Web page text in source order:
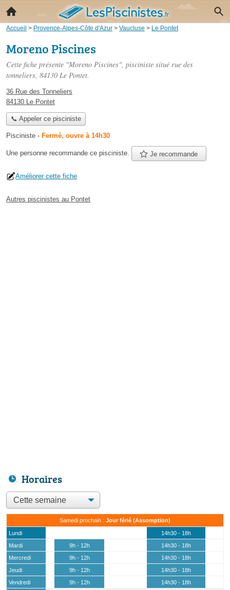
Accueil > Provence-Alpes-Côte d'Azur > Vaucluse > Le Pontet
Moreno Piscines
Cette fiche présente "Moreno Piscines", pisciniste situé rue des
tonneliers, 84130 Le Pontet.
36 Rue des Tonneliers
84130 Le Pontet
📞 Appeler ce pisciniste
Pisciniste - Fermé, ouvre à 14h30
Une personne recommande ce pisciniste. Je recommande
Améliorer cette fiche
Autres piscinistes au Pontet
Horaires
Samedi prochain : Jour férié (Assomption)
Lundi
14h30 - 18h
Mardi
9h - 12h
14h30 - 18h
Mercredi
9h - 12h
14h30 - 18h
Jeudi
9h - 12h
14h30 - 18h
Vendredi
9h - 12h
14h30 - 18h